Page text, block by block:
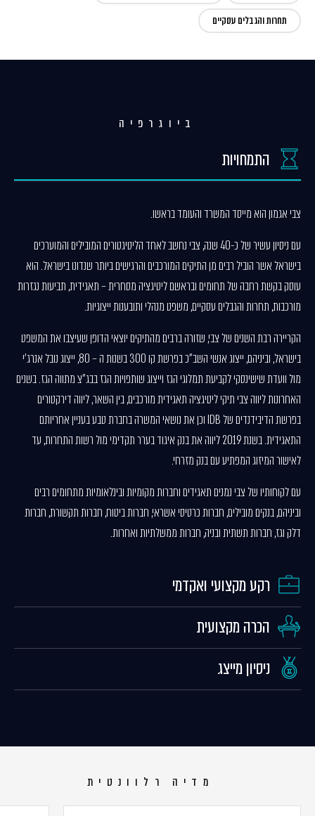
תחרות והגבלים עסקיים
ביוגרפיה
התמחויות
צבי אגמון הוא מייסד המשרד והעומד בראשו.
עם ניסיון עשיר של כ-40 שנה, צבי נחשב לאחד הליטיגטורים המובילים והמוערכים
בישראל אשר הוביל רבים מן התיקים המורכבים והרגישים ביותר שנדונו בישראל. הוא
עוסק בקשת רחבה של תחומים ובראשם ליטיגציה מסחרית – תאגידית, תביעות נגזרות
מורכבות, תחרות והגבלים עסקיים, משפט מנהלי ותובענות ייצוגיות.
הקריירה רבת השנים של צבי, שזורה ברבים מהתיקים יוצאי הדופן שעיצבו את המשפט
בישראל, וביניהם, ייצוג אנשי השב"כ בפרשת קו 300 בשנות ה – 80, ייצוג נובל אנרג'י
מול וועדת שישינסקי לקביעת תמלוגי הגז וייצוג שותפויות הגז בבג"צ מתווה הגז. בשנים
האחרונות ליווה צבי תיקי ליטיגציה תאגידית מורכבים, בין השאר, ליווה דירקטורים
בפרשת הדיבידנדים של IDB וכן את נושאי המשרה בחברת טבע בעניין אחריותם
התאגידית. בשנת 2019 ליווה את בנק איגוד בערר תקדימי מול רשות התחרות, עד
לאישור המיזוג המפתיע עם בנק מזרחי.
עם לקוחותיו של צבי נמנים תאגידים וחברות מקומיות ובינלאומיות מתחומים רבים
וביניהם, בנקים מובילים, חברות כרטיסי אשראי, חברות ביטוח, חברות תקשורת, חברות
דלק וגז, חברות תשתית ובניה, חברות ממשלתיות ואחרות.
רקע מקצועי ואקדמי
הכרה מקצועית
ניסיון מייצג
מדיה רלוונטית